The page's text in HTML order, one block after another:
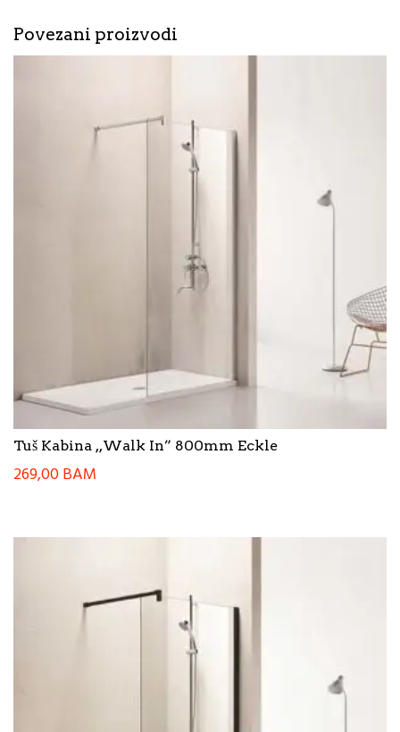
Povezani proizvodi
Tuš Kabina ,,Walk In” 800mm Eckle
269,00BAM